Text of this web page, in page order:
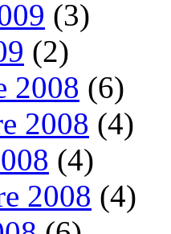
(3)
(2)
2008 (6)
2008 (4)
(4)
2008 (4)